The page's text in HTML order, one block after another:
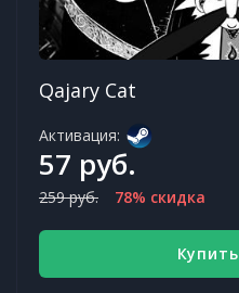
Qajary Cat
Активация:
57 руб.
259 руб. 78% скидка
Купить